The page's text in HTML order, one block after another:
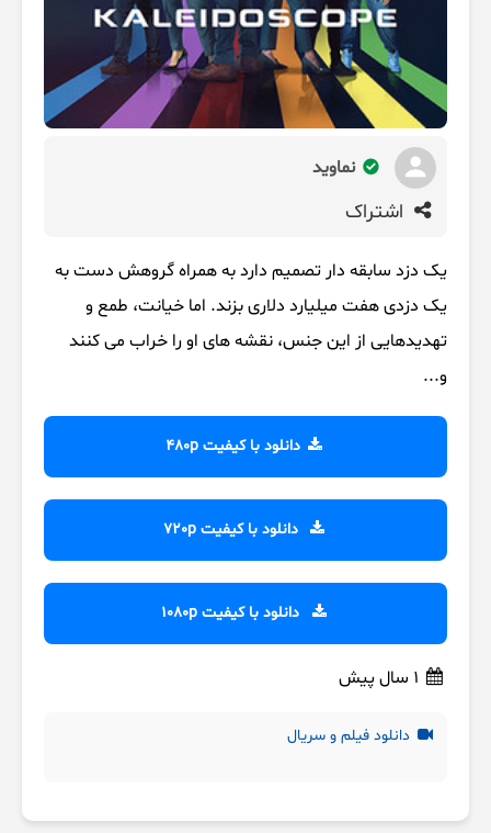
نماوید
اشتراک
یک دزد سابقه دار تصمیم دارد به همراه گروهش دست به
یک دزدی هفت میلیارد دلاری بزند. اما خیانت، طمع و
تهدیدهایی از این جنس، نقشه های او را خراب می کنند
و...
دانلود با کیفیت 480p
دانلود با کیفیت 720p
دانلود با کیفیت 1080p
دانلود فیلم و سریال